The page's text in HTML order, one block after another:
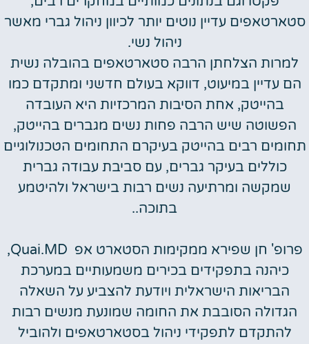
סטארטאפים עדיין נוטים יותר לכיוון ניהול גברי מאשר
ניהול נשי.
למרות הצלחתן הרבה סטארטאפים בהובלה נשית
הם עדיין במיעוט, דווקא בעולם חדשני ומתקדם כמו
בהייטק, אחת הסיבות המרכזיות היא העובדה
הפשוטה שיש הרבה פחות נשים מגברים בהייטק,
תחומים רבים בהייטק בעיקרם התחומים הטכנולוגיים
כוללים בעיקר גברים, עם סביבת עבודה גברית
שמקשה ומרתיעה נשים רבות בישראל ולהיטמע
בתוכה..
פרופ' חן שפירא ממקימות הסטארט אפ Quai.MD,
כיהנה בתפקידים בכירים משמעותיים במערכת
הבריאות הישראלית ויודעת להצביע על השאלה
הגדולה הסובבת את החומה שמונעת מנשים רבות
להתקדם לתפקידי ניהול בסטארטאפים ולהוביל